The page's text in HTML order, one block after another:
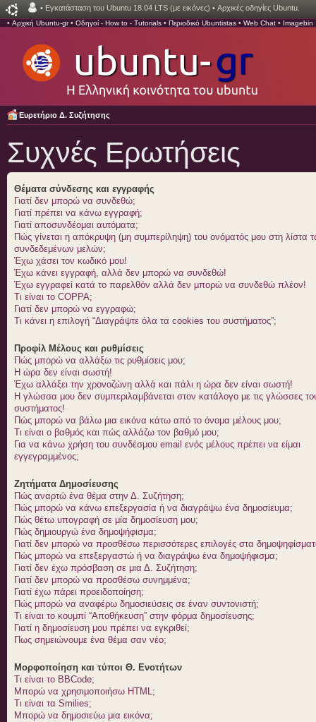
• Εγκατάσταση του Ubuntu 18.04 LTS (με εικόνες) • Αρχικές οδηγίες Ubuntu.
• Αρχική Ubuntu-gr• Οδηγοί - How to - Tutorials • Περιοδικό Ubuntistas • Web Chat • Imagebin
Ευρετήριο Δ. Συζήτησης
Συχνές Ερωτήσεις
Θέματα σύνδεσης και εγγραφής
Γιατί δεν μπορώ να συνδεθώ;
Γιατί πρέπει να κάνω εγγραφή;
Γιατί αποσυνδέομαι αυτόματα;
Πώς γίνεται η απόκρυψη (μη συμπερίληψη) του ονόματός μου στη λίστα
συνδεδεμένων μελών;
Έχω χάσει τον κωδικό μου!
Έχω κάνει εγγραφή, αλλά δεν μπορώ να συνδεθώ!
Έχω εγγραφεί κατά το παρελθόν αλλά δεν μπορώ να συνδεθώ πλέον!
Τι είναι το COPPA;
Γιατί δεν μπορώ να εγγραφώ;
Τι κάνει η επιλογή “Διαγράψτε όλα τα cookies του συστήματος”;
Προφίλ Μέλους και ρυθμίσεις
Πώς μπορώ να αλλάξω τις ρυθμίσεις μου;
Η ώρα δεν είναι σωστή!
Έχω αλλάξει την χρονοζώνη αλλά και πάλι η ώρα δεν είναι σωστή!
Η γλώσσα μου δεν συμπεριλαμβάνεται στον κατάλογο με τις γλώσσες
συστήματος!
Πώς μπορώ να βάλω μια εικόνα κάτω από το όνομα μέλους μου;
Τι είναι ο βαθμός και πώς αλλάζω τον βαθμό μου;
Για να κάνω χρήση του συνδέσμου email ενός μέλους πρέπει να είμαι
εγγεγραμμένος;
Ζητήματα Δημοσίευσης
Πώς αναρτώ ένα θέμα στην Δ. Συζήτηση;
Πώς μπορώ να κάνω επεξεργασία ή να διαγράψω ένα δημοσίευμα;
Πώς θέτω υπογραφή σε μία δημοσίευση μου;
Πώς δημιουργώ ένα δημοψήφισμα;
Γιατί δεν μπορώ να προσθέσω περισσότερες επιλογές στα
Πώς μπορώ να επεξεργαστώ ή να διαγράψω ένα δημοψήφισμα;
Γιατί δεν έχω πρόσβαση σε μια Δ. Συζήτηση;
Γιατί δεν μπορώ να προσθέσω συνημμένα;
Γιατί έχω πάρει προειδοποίηση;
Πώς μπορώ να αναφέρω δημοσιεύσεις σε έναν συντονιστή;
Τι είναι το κουμπί “Αποθήκευση” στην φόρμα δημοσίευσης;
Γιατί η δημοσίευση μου πρέπει να εγκριθεί;
Πως σημειώνουμε ένα θέμα σαν νέο;
Μορφοποίηση και τύποι Θ. Ενοτήτων
Τι είναι το BBCode;
Μπορώ να χρησιμοποιήσω HTML;
Τι είναι τα Smilies;
Μπορώ να δημοσιεύω μια εικόνα;